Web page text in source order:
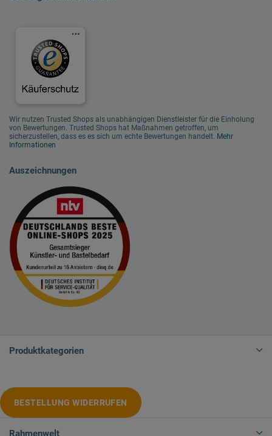
Wir nutzen Trusted Shops als unabhängigen Dienstleister für die Einholung
von Bewertungen. Trusted Shops hat Maßnahmen getroffen, um
sicherzustellen, dass es es sich um echte Bewertungen handelt. Mehr
Informationen
Auszeichnungen
Produktkategorien
BESTELLUNG WIDERRUFEN
Rahmenwelt